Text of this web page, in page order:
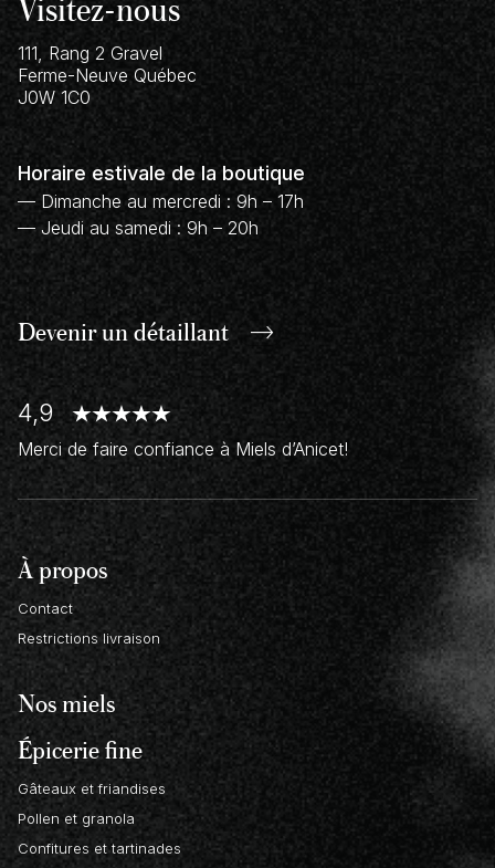
À propos
Contact
Restrictions livraison
Nos miels
Épicerie fine
Gâteaux et friandises
Pollen et granola
Confitures et tartinades
111, Rang 2 Gravel
Ferme-Neuve Québec
J0W 1C0
Horaire estivale de la boutique
— Dimanche au mercredi : 9h – 17h
— Jeudi au samedi : 9h – 20h
Devenir undétaillant
4,9
Merci de faire confiance à Miels d’Anicet!